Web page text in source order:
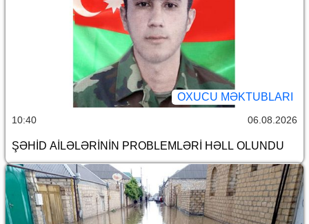
OXUCU MƏKTUBLARI
10:40 06.08.2026
ŞƏHİD AİLƏLƏRİNİN PROBLEMLƏRİ HƏLL OLUNDU